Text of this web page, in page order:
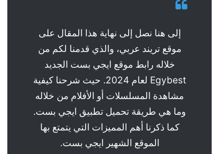
إلى هنا نصل إلى نهاية هذا المقال على
موقع تريند عربي، والذي قدمنا لكم من
خلاله رابط موقع ايجي بست الجديد
Egybest لعام 2024. حيث شرحنا كيفية
مشاهدة المسلسلات أو الأفلام من خلاله
وما هي طريقة تحميل تطبيق ايجي بست.
كما ذكرنا أهم المميزات التي يتمتع بها
الموقع الشهير ايجي بست.